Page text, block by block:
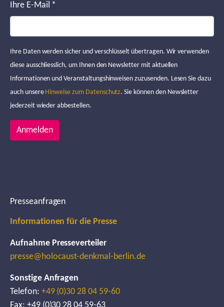
Ihre E-Mail *
Ihre Daten werden sicher und verschlüsselt übertragen. Wir verwenden
diese ausschliesslich, um Ihnen den Newsletter mit aktuellen
Informationen und Veranstaltungshinweisen zuzusenden. Lesen Sie dazu
auch unsere Hinweise zum Datenschutz. Sie können den Newsletter
jederzeit wieder abbestellen.
Anmelden
Presseanfragen
Informationen für die Presse
Aufnahme Presseverteiler
presse@holocaust-denkmal-berlin.de
Sonstige Anfragen
Telefon: +49 (0)30 28 04 59-60